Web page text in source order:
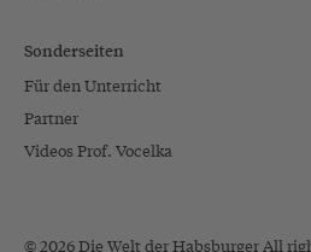
Sonderseiten
Für den Unterricht
Partner
Videos Prof. Vocelka
© 2026 Die Welt der Habsburger All